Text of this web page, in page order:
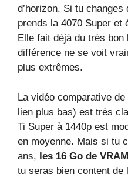
d’horizon. Si tu
prends la 4070 Super et
Elle fait déjà du très
différence ne se voit
plus extrêmes.
La vidéo comparative
lien plus bas) est très
Ti Super à 1440p est
en moyenne. Mais si tu
ans, les 16 Go de
tu seras bien content de